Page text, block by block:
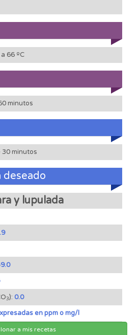
66 ºC
minutos
minutos
deseado
y lupulada
3): 0.0
en ppm o mg/l
a mis recetas